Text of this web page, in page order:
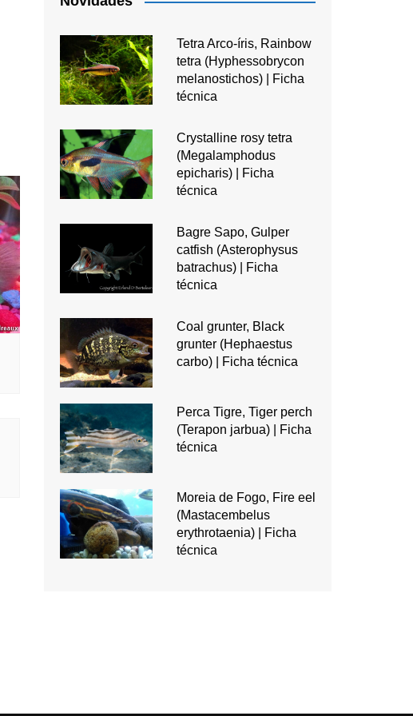
Tetra Arco-íris, Rainbow
tetra (Hyphessobrycon
melanostichos) | Ficha
técnica
Crystalline rosy tetra
(Megalamphodus
epicharis) | Ficha
técnica
Bagre Sapo, Gulper
catfish (Asterophysus
batrachus) | Ficha
técnica
Coal grunter, Black
grunter (Hephaestus
carbo) | Ficha técnica
Perca Tigre, Tiger perch
(Terapon jarbua) | Ficha
técnica
Moreia de Fogo, Fire eel
(Mastacembelus
erythrotaenia) | Ficha
técnica